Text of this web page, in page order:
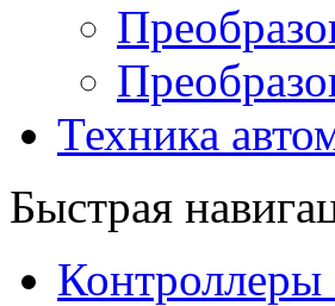
Техника
Быстрая
Контроллеры